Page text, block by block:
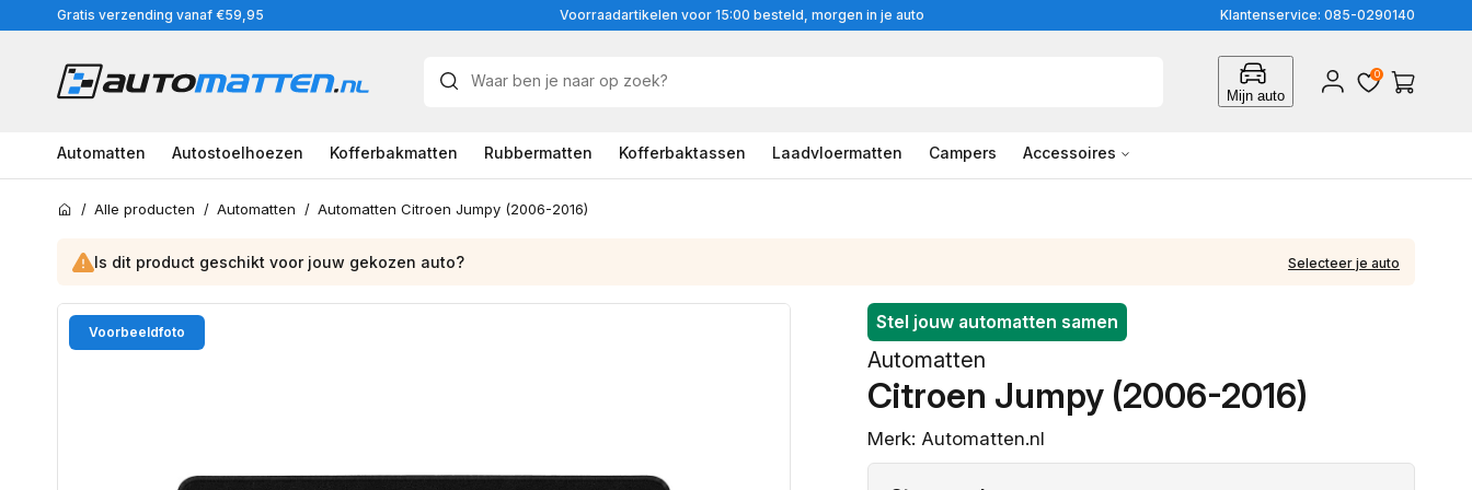
naar
Gratis verzending vanaf €59,95 Voorraadartikelen voor 15:00 besteld, morgen in je auto Klantenservice: 085-0290140
Mijn auto
Inloggen 0
Winkelwagen
Automatten Autostoelhoezen Kofferbakmatten Rubbermatten Kofferbaktassen Laadvloermatten Campers Accessoires
Home
/ Alle producten / Automatten / Automatten Citroen Jumpy (2006-2016)
Is dit product geschikt voor jouw gekozen auto? Selecteer je auto
Ga
directVoorbeeldfoto Vorm van jouw matten
Stel jouw automatten samen
Automatten
Citroen Jumpy (2006-2016)
Merk: Automatten.nl